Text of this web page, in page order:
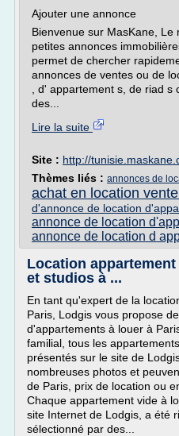
Ajouter une annonce
Bienvenue sur MasKane,
petites annonces
permet de chercher
annonces de ventes ou de
, d' appartement s, de riad
des...
Lire la suite
Site : http://
Thèmes liés : annonces de
achat en location
d'annonce de location
annonce de location
annonce de location d
Location
et studios à ...
En tant qu'expert de la
Paris, Lodgis vous propose
d'appartements à louer à
familial, tous les
présentés sur le site de
nombreuses photos et
de Paris, prix de location ou
Chaque appartement vide à
site Internet de Lodgis, a été
sélectionné par des...